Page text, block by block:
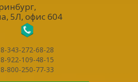
,
5Л, офис 604
8-343-272-68-28
8-922-109-48-15
8-800-250-77-33